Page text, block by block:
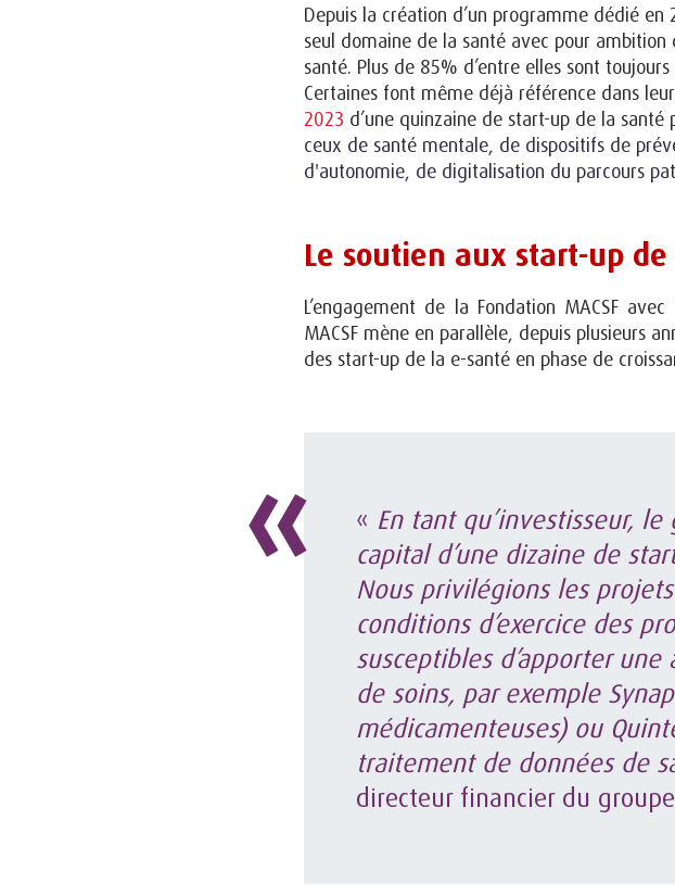
Depuis la création d’un programme dédié en
seul domaine de la santé avec pour
santé. Plus de 85% d’entre elles sont
Certaines font même déjà référence dans
2023 d’une quinzaine de start-up de la santé
ceux de santé mentale, de dispositifs de
d'autonomie, de digitalisation du parcours
Le soutien aux start-up
L’engagement de la Fondation MACSF avec
MACSF mène en parallèle, depuis plusieurs
des start-up de la e-santé en phase de
« En tant qu’investisseur,
capital d’une dizaine de
Nous privilégions les
conditions d’exercice des
susceptibles d’apporter
de soins, par exemple
médicamenteuses) ou
traitement de données de
directeur financier du groupe